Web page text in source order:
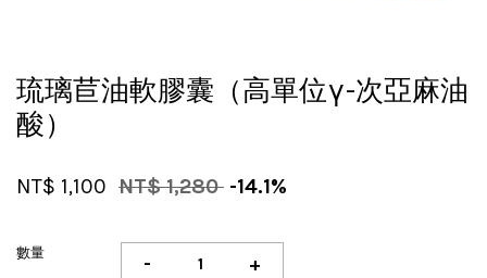
琉璃苣油軟膠囊（高單位γ-次亞麻油
酸）
NT$ 1,100 NT$ 1,280 -14.1%
數量 - +